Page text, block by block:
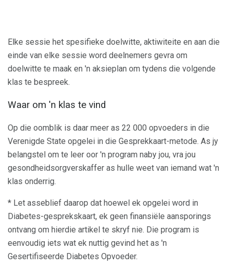
Elke sessie het spesifieke doelwitte, aktiwiteite en aan die
einde van elke sessie word deelnemers gevra om
doelwitte te maak en 'n aksieplan om tydens die volgende
klas te bespreek.
Waar om 'n klas te vind
Op die oomblik is daar meer as 22 000 opvoeders in die
Verenigde State opgelei in die Gesprekkaart-metode. As jy
belangstel om te leer oor 'n program naby jou, vra jou
gesondheidsorgverskaffer as hulle weet van iemand wat 'n
klas onderrig.
* Let asseblief daarop dat hoewel ek opgelei word in
Diabetes-gesprekskaart, ek geen finansiële aansporings
ontvang om hierdie artikel te skryf nie. Die program is
eenvoudig iets wat ek nuttig gevind het as 'n
Gesertifiseerde Diabetes Opvoeder.